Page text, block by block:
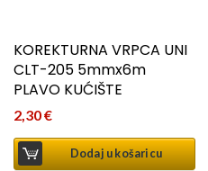
KOREKTURNA VRPCA UNI
CLT-205 5mmx6m
PLAVO KUĆIŠTE
2,30€
Dodaj u košaricu